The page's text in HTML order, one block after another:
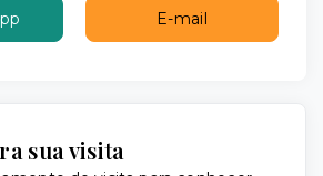
E-mail
sua visita